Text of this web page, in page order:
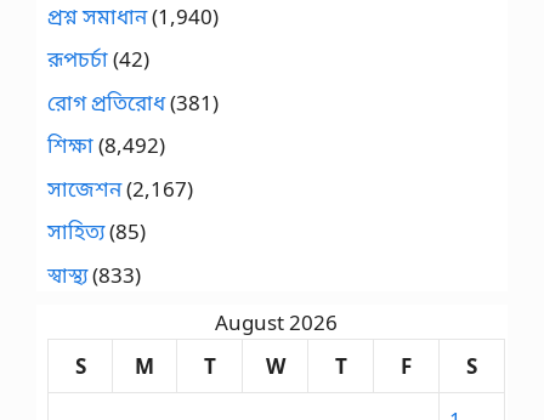
প্রশ্ন সমাধান(1,940)
রূপচর্চা(42)
রোগ প্রতিরোধ(381)
শিক্ষা(8,492)
সাজেশন(2,167)
সাহিত্য(85)
স্বাস্থ্য(833)
August 2026
S
M T W T F
S